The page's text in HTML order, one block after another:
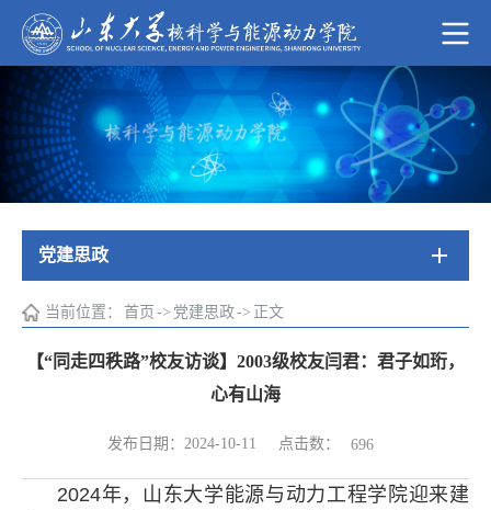
党建思政
当前位置： 首页 -> 党建思政-> 正文
【“同走四秩路”校友访谈】2003级校友闫君：君子如珩，
心有山海
发布日期：2024-10-11 点击数： 696
2024年，山东大学能源与动力工程学院迎来建